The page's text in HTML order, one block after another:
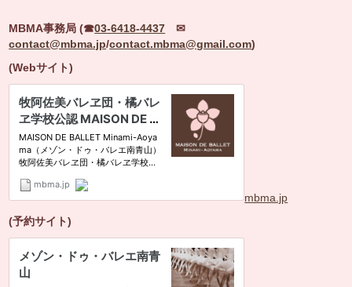
MBMA事務局 (☎03-6418-4437
✉
contact@mbma.jp/contact.mbma@gmail.com)
(Webサイト)
mbma.jp
(予約サイト)